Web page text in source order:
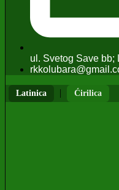
ul. Svetog Save bb;
Latinica | Ćirilica